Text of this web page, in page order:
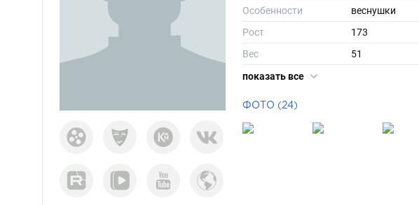
Особенности
веснушки
Рост
173
Вес
51
Размер одежды
показать все
ФОТО (24)